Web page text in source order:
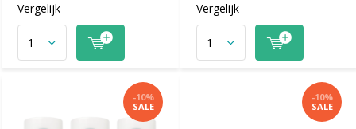
Vergelijk Vergelijk
-10%
SALE
-10%
SALE